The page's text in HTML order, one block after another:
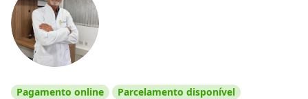
Pagamento online Parcelamento disponível